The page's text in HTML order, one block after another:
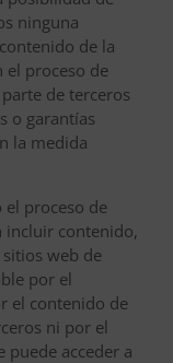
ninguna
de la
el proceso de
de terceros
o garantías
la medida
el proceso de
incluir contenido,
web de
por el
el contenido de
ni por el
puede acceder a